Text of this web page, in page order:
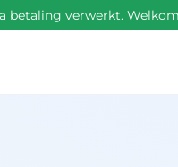
betaling verwerkt.